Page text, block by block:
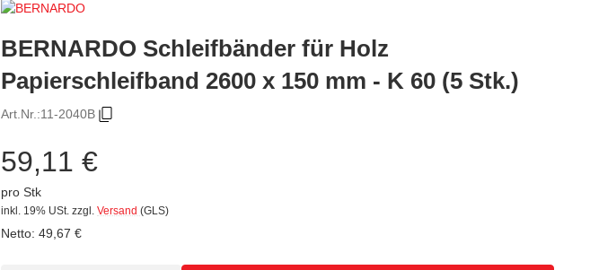
BERNARDO Schleifbänder für Holz
Papierschleifband 2600 x 150 mm - K 60 (5 Stk.)
Art.Nr.:11-2040B
59,11 €
pro Stk
inkl. 19% USt. zzgl. Versand (GLS)
Netto: 49,67 €